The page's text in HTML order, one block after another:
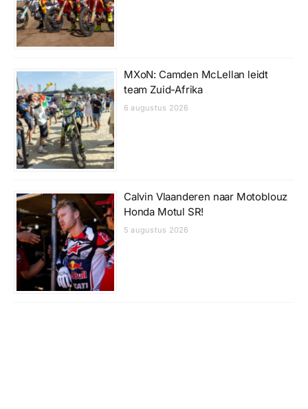
MXoN: Camden McLellan leidt
team Zuid-Afrika
6 augustus 2026
Calvin Vlaanderen naar Motoblouz
Honda Motul SR!
5 augustus 2026